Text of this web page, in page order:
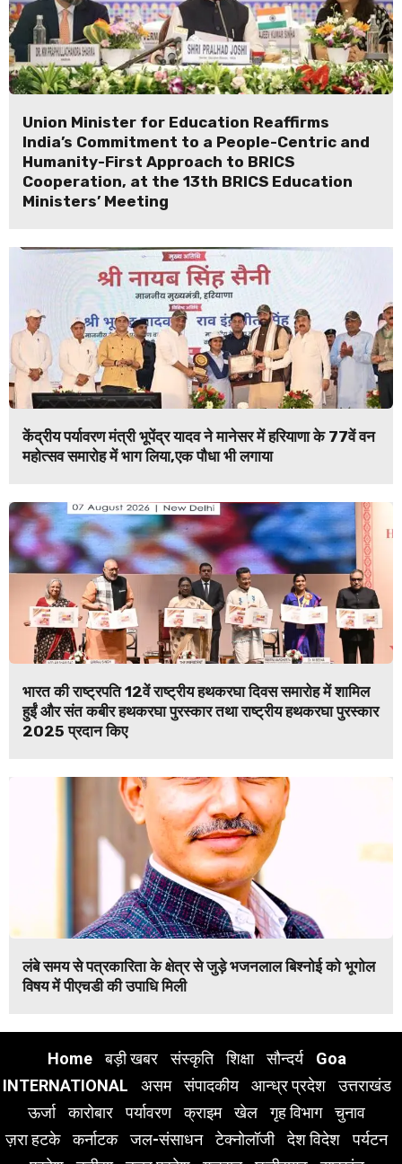
Union Minister for Education Reaffirms
India’s Commitment to a People-Centric and
Humanity-First Approach to BRICS
Cooperation, at the 13th BRICS Education
Ministers’ Meeting
केंद्रीय पर्यावरण मंत्री भूपेंद्र यादव ने मानेसर में हरियाणा के 77वें वन
महोत्सव समारोह में भाग लिया,एक पौधा भी लगाया
भारत की राष्ट्रपति 12वें राष्ट्रीय हथकरघा दिवस समारोह में शामिल
हुईं और संत कबीर हथकरघा पुरस्कार तथा राष्ट्रीय हथकरघा पुरस्कार
2025 प्रदान किए
लंबे समय से पत्रकारिता के क्षेत्र से जुड़े भजनलाल बिश्नोई को भूगोल
विषय में पीएचडी की उपाधि मिली
Home बड़ी खबर संस्कृति शिक्षा सौन्दर्य
Goa
INTERNATIONAL
असम संपादकीय आन्ध्र प्रदेश
उत्तराखंड
ऊर्जा
कारोबार पर्यावरण क्राइम खेल गृह विभाग
चुनाव
ज़रा हटके
कर्नाटक जल-संसाधन टेक्नोलॉजी देश विदेश
पर्यटन